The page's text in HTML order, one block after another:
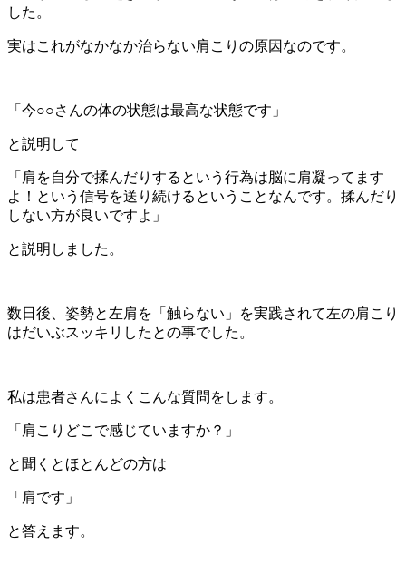
した。
実はこれがなかなか治らない肩こりの原因なのです。
「今○○さんの体の状態は最高な状態です」
と説明して
「肩を自分で揉んだりするという行為は脳に肩凝ってます
よ！という信号を送り続けるということなんです。揉んだり
しない方が良いですよ」
と説明しました。
数日後、姿勢と左肩を「触らない」を実践されて左の肩こり
はだいぶスッキリしたとの事でした。
私は患者さんによくこんな質問をします。
「肩こりどこで感じていますか？」
と聞くとほとんどの方は
「肩です」
と答えます。